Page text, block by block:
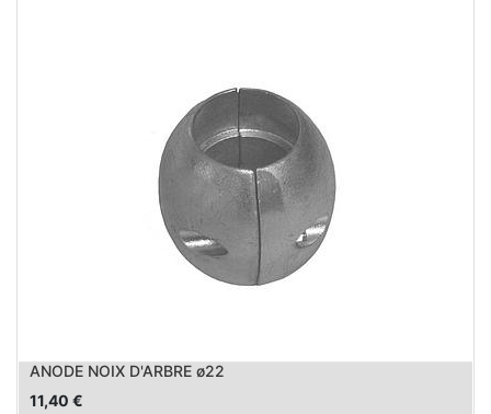
ANODE NOIX D'ARBRE ø22
11,40 €